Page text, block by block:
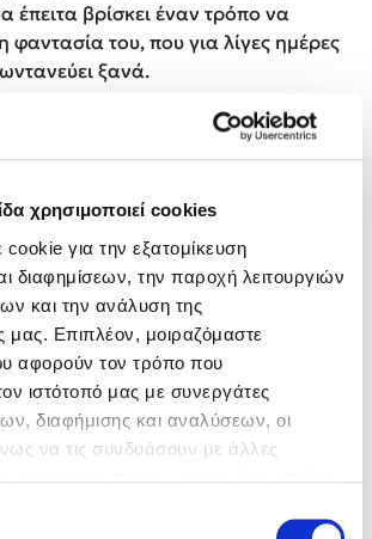
χρησιμοποιεί cookies
για την εξατομίκευση
διαφημίσεων, την παροχή λειτουργιών
και την ανάλυση της
μας. Επιπλέον, μοιραζόμαστε
αφορούν τον τρόπο που
ιστότοπό μας με συνεργάτες
διαφήμισης και αναλύσεων, οι
να τις συνδυάσουν με άλλες
Αν συνεχίσετε να χρησιμοποιείτε
έπειτα βρίσκει έναν τρόπο να
φαντασία του, που για λίγες ημέρες
ξανά.